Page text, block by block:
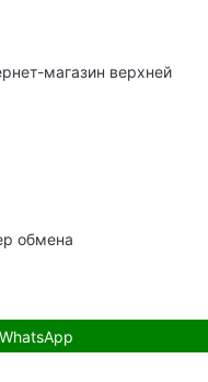
магазин верхней
обмена